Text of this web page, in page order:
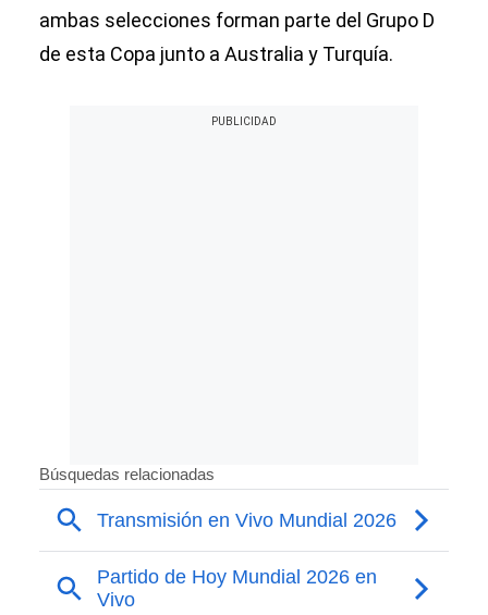
ambas selecciones forman parte del Grupo D
de esta Copa junto a Australia y Turquía.